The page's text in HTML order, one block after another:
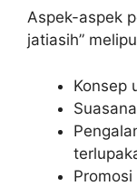
Aspek-aspek
jatiasih”
Konsep